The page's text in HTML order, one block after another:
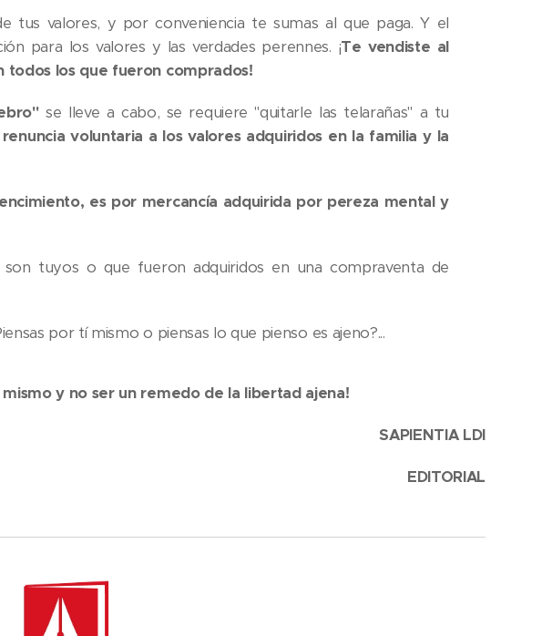
tus valores, y por conveniencia te sumas al que paga. Y el
para los valores y las verdades perennes. ¡Te vendiste al
todos los que fueron comprados!
se lleve a cabo, se requiere "quitarle las telarañas" a tu
renuncia voluntaria a los valores adquiridos en la familia y la
es por mercancía adquirida por pereza mental y
son tuyos o que fueron adquiridos en una compraventa de
por tí mismo o piensas lo que pienso es ajeno?...
y no ser un remedo de la libertad ajena!
SAPIENTIA LDI
EDITORIAL